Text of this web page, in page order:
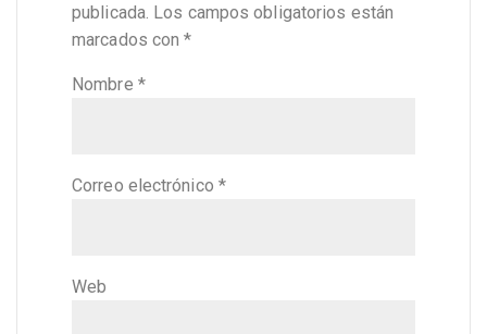
publicada. Los campos obligatorios están
marcados con*
Nombre *
Correo electrónico *
Web